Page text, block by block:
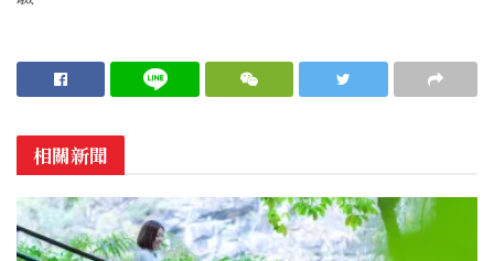
相關新聞